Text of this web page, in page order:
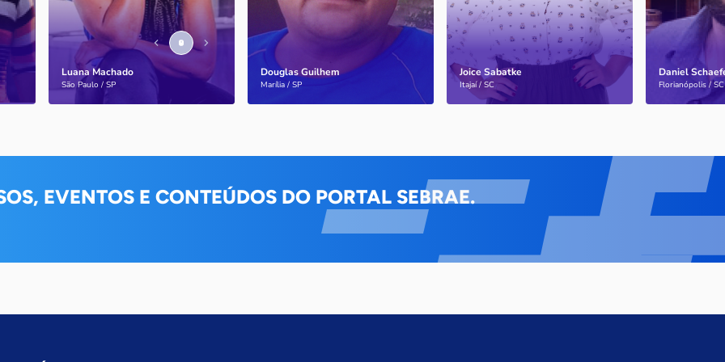
Luana Machado
São Paulo / SP
Saiba mais
Douglas Guilhem
Marília / SP
Saiba mais
Joice Sabatke
Itajaí / SC
Saiba mais
Daniel
Florianópolis / SC
Saiba mais
EVENTOS E CONTEÚDOS DO PORTAL SEBRAE.